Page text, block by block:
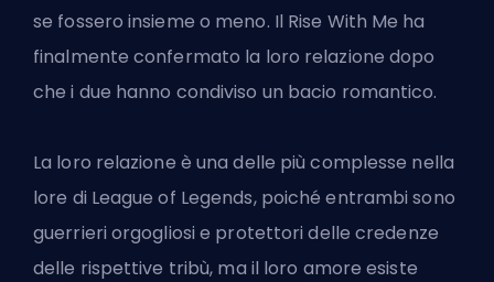
se fossero insieme o meno. Il Rise With Me ha
finalmente confermato la loro relazione dopo
che i due hanno condiviso un bacio romantico.
La loro relazione è una delle più complesse nella
lore di League of Legends, poiché entrambi sono
guerrieri orgogliosi e protettori delle credenze
delle rispettive tribù, ma il loro amore esiste